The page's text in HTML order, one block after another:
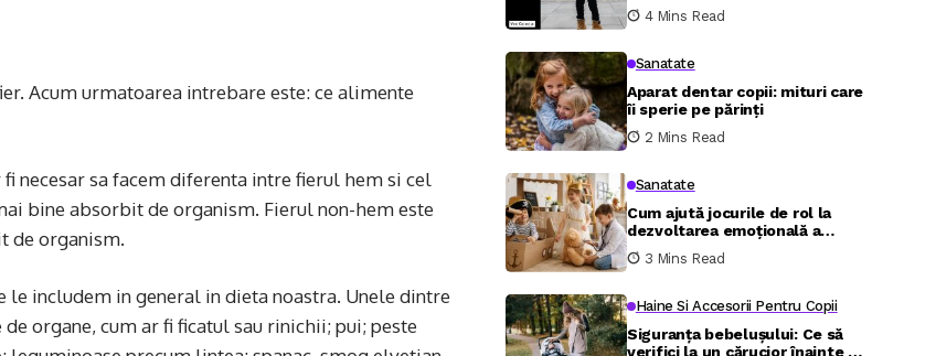
Acum urmatoarea intrebare este: ce alimente
fi necesar sa facem diferenta intre fierul hem si cel
bine absorbit de organism. Fierul non-hem este
de organism.
includem in general in dieta noastra. Unele dintre
organe, cum ar fi ficatul sau rinichii; pui; peste
4 Mins Read
Sanatate
Aparat dentar copii: mituri care
îi sperie pe părinți
2 Mins Read
Sanatate
Cum ajută jocurile de rol la
dezvoltarea emoțională a
copilului între 4 și 8 ani
3 Mins Read
Haine Si Accesorii Pentru Copii
Siguranța bebelușului: Ce să
verifici la un cărucior înainte de